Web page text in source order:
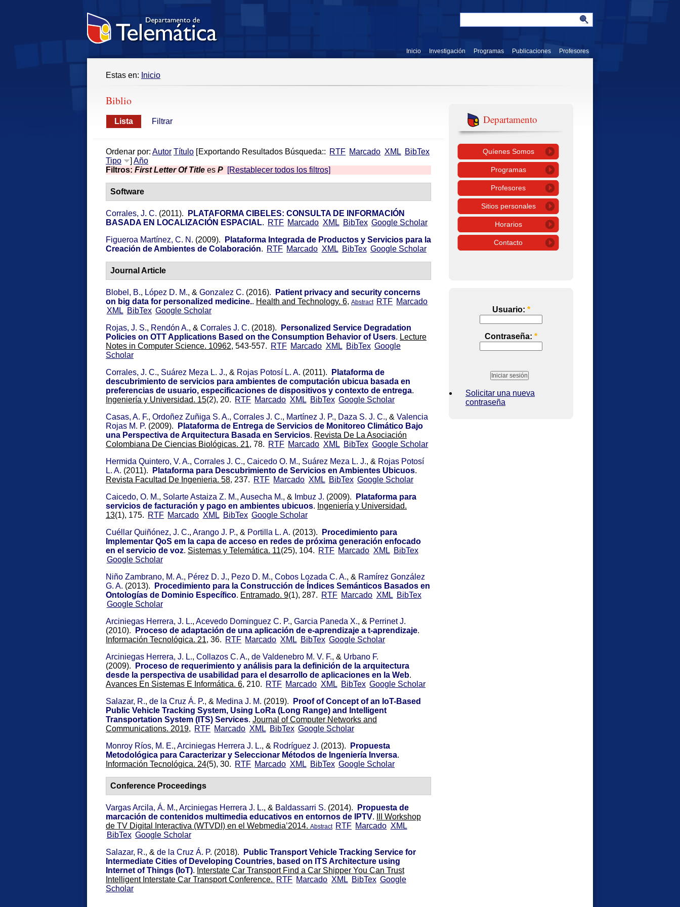
Inicio Investigación Programas Publicaciones Profesores
Estas en: Inicio
Biblio
Lista Filtrar
Exportando Resultados Búsqueda:: RTF Marcado XML BibTex
Ordenar por: Autor Título [
Tipo
] Año
Filtros: First Letter Of Title es P [Restablecer todos los filtros]
Software
Corrales, J. C. (2011).
PLATAFORMA CIBELES: CONSULTA DE INFORMACIÓN
BASADA EN LOCALIZACIÓN ESPACIAL. RTF Marcado XML BibTex Google Scholar
Figueroa Martínez, C. N. (2009).
Plataforma Integrada de Productos y Servicios para la
Creación de Ambientes de Colaboración. RTF Marcado XML BibTex Google Scholar
Journal Article
Blobel, B., López D. M., & Gonzalez C. (2016).
Patient privacy and security concerns
on big data for personalized medicine.. Health and Technology. 6, Abstract RTF Marcado
XML BibTex Google Scholar
Rojas, J. S., Rendón A., & Corrales J. C. (2018).
Personalized Service Degradation
Policies on OTT Applications Based on the Consumption Behavior of Users. Lecture
Notes in Computer Science. 10962, 543-557. RTF Marcado XML BibTex Google
Scholar
Corrales, J. C., Suárez Meza L. J., & Rojas Potosí L. A. (2011).
Plataforma de
descubrimiento de servicios para ambientes de computación ubicua basada en
preferencias de usuario, especificaciones de dispositivos y contexto de entrega.
Ingeniería y Universidad. 15(2), 20. RTF Marcado XML BibTex Google Scholar
Casas, A. F., Ordoñez Zuñiga S. A., Corrales J. C., Martínez J. P., Daza S. J. C., & Valencia
Rojas M. P. (2009).
Plataforma de Entrega de Servicios de Monitoreo Climático Bajo
una Perspectiva de Arquitectura Basada en Servicios. Revista De La Asociación
Colombiana De Ciencias Biológicas. 21, 78. RTF Marcado XML BibTex Google Scholar
Hermida Quintero, V. A., Corrales J. C., Caicedo O. M., Suárez Meza L. J., & Rojas Potosí
L. A. (2011). Plataforma para Descubrimiento de Servicios en Ambientes Ubicuos.
Revista Facultad De Ingenieria. 58, 237. RTF Marcado XML BibTex Google Scholar
Caicedo, O. M., Solarte Astaiza Z. M., Ausecha M., & Imbuz J. (2009).
Plataforma para
servicios de facturación y pago en ambientes ubicuos. Ingeniería y Universidad.
13(1), 175. RTF Marcado XML BibTex Google Scholar
Cuéllar Quiñónez, J. C., Arango J. P., & Portilla L. A. (2013).
Procedimiento para
Implementar QoS em la capa de acceso en redes de próxima generación enfocado
en el servicio de voz. Sistemas y Telemática. 11(25), 104. RTF Marcado XML BibTex
Google Scholar
Niño Zambrano, M. A., Pérez D. J., Pezo D. M., Cobos Lozada C. A., & Ramírez González
G. A. (2013).
Procedimiento para la Construcción de Índices Semánticos Basados en
Ontologías de Dominio Específico. Entramado. 9(1), 287. RTF Marcado XML BibTex
Google Scholar
Arciniegas Herrera, J. L., Acevedo Dominguez C. P., Garcia Paneda X., & Perrinet J.
(2010).
Proceso de adaptación de una aplicación de e-aprendizaje a t-aprendizaje.
Información Tecnológica. 21, 36. RTF Marcado XML BibTex Google Scholar
Arciniegas Herrera, J. L., Collazos C. A., de Valdenebro M. V. F., & Urbano F.
(2009).
Proceso de requerimiento y análisis para la definición de la arquitectura
desde la perspectiva de usabilidad para el desarrollo de aplicaciones en la Web.
Avances En Sistemas E Informática. 6, 210. RTF Marcado XML BibTex Google Scholar
Salazar, R., de la Cruz Á. P., & Medina J. M. (2019).
Proof of Concept of an IoT-Based
Public Vehicle Tracking System, Using LoRa (Long Range) and Intelligent
Transportation System (ITS) Services. Journal of Computer Networks and
Communications. 2019, RTF Marcado XML BibTex Google Scholar
Monroy Ríos, M. E., Arciniegas Herrera J. L., & Rodríguez J. (2013).
Propuesta
Metodológica para Caracterizar y Seleccionar Métodos de Ingeniería Inversa.
Información Tecnológica. 24(5), 30. RTF Marcado XML BibTex Google Scholar
Conference Proceedings
Vargas Arcila, Á. M., Arciniegas Herrera J. L., & Baldassarri S. (2014).
Propuesta de
marcación de contenidos multimedia educativos en entornos de IPTV.
III Workshop
de TV Digital Interactiva (WTVDI) en el Webmedia’2014. Abstract RTF Marcado XML
BibTex Google Scholar
Salazar, R., & de la Cruz Á. P. (2018).
Public Transport Vehicle Tracking Service for
Intermediate Cities of Developing Countries, based on ITS Architecture using
Internet of Things (IoT). Interstate Car Transport Find a Car Shipper You Can Trust
Intelligent Interstate Car Transport Conference. RTF Marcado XML BibTex Google
Scholar
Departamento
Quíenes Somos
Programas
Profesores
Sitios personales
Horarios
Contacto
Usuario: *
Contraseña: *
Solicitar una nueva
contraseña